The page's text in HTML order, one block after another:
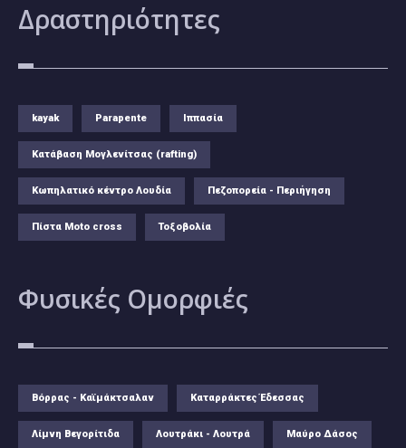
Δραστηριότητες
kayak Parapente Ιππασία
Κατάβαση Μογλενίτσας (rafting)
Κωπηλατικό κέντρο Λουδία Πεζοπορεία - Περιήγηση
Πίστα Moto cross Τοξοβολία
Φυσικές Ομορφιές
Βόρρας - Καϊμάκτσαλαν Καταρράκτες Έδεσσας
Λίμνη Βεγορίτιδα Λουτράκι - Λουτρά Μαύρο Δάσος